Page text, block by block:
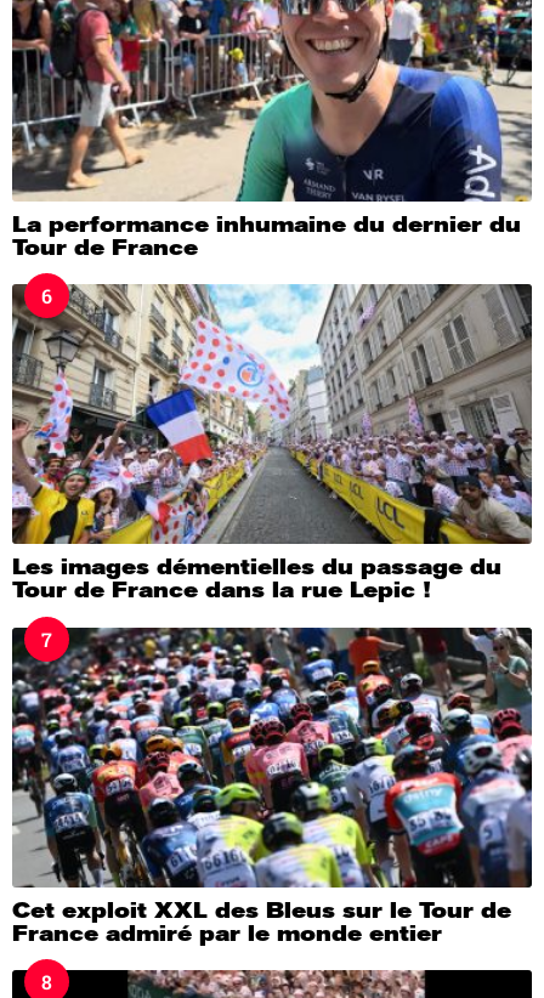
La performance inhumaine du dernier du
Tour de France
6
Les images démentielles du passage du
Tour de France dans la rue Lepic !
7
Cet exploit XXL des Bleus sur le Tour de
France admiré par le monde entier
8